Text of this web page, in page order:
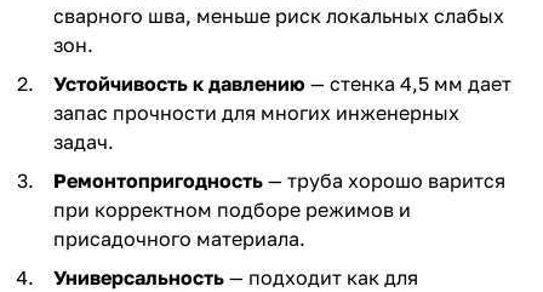
сварного шва, меньше риск локальных слабых
зон.
Устойчивость к давлению — стенка 4,5 мм дает
запас прочности для многих инженерных
задач.
Ремонтопригодность — труба хорошо варится
при корректном подборе режимов и
присадочного материала.
Универсальность — подходит как для